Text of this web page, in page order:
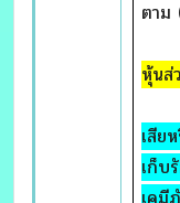
ตาม
หุ้นส่
เสีย
เก็บ